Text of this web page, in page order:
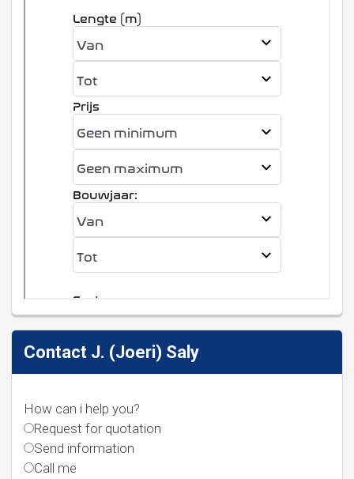
Contact J. (Joeri) Saly
How can i help you?
Request for quotation
Send information
Call me